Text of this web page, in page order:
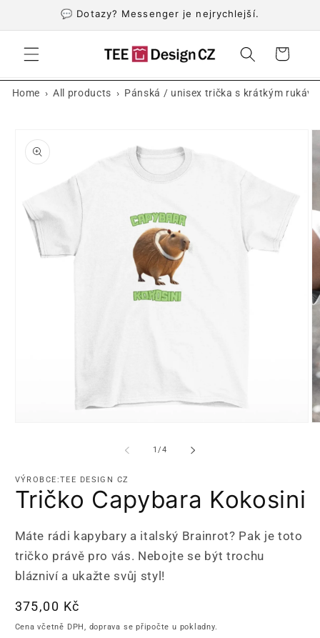
Přejít k💬 Dotazy? Messenger je nejrychlejší.
Košík
Home › All products › Pánská / unisex trička s krátkým
informace
produktu
okně
1/z4
VÝROBCE:TEE DESIGN CZ
Tričko Capybara Kokosini
Máte rádi kapybary a italský Brainrot? Pak je toto
tričko právě pro vás. Nebojte se být trochu
blázniví a ukažte svůj styl!
Běžná
cena
375,00 Kč
Cena včetně DPH, doprava se připočte u pokladny.